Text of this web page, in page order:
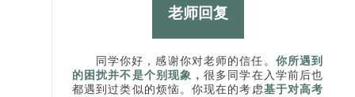
老师回复
同学你好，感谢你对老师的信任。 你所遇到
的困扰并不是个别现象，很多同学在入学前后也
都遇到过类似的烦恼。你现在的考虑基于对高考